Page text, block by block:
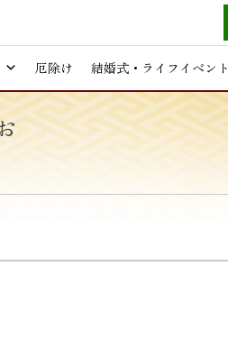
厄除け 結婚式・ライフイベント